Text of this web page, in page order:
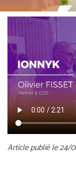
Article publié le 24/